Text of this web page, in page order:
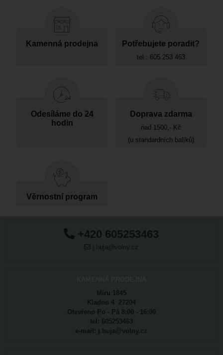
Kamenná prodejna Potřebujete poradit?
tel.: 605 253 463
Odesíláme do 24
hodin
Doprava zdarma
nad 1500,- Kč
(u standardních balíků)
Věrnostní program
+420 605253463
j.huja@volny.cz
Míru 1845
Kladno 4 27204
Otevřeno Po - Pá 8:00 - 16:00
tel: 605253463
e-mail: j.huja@volny.cz